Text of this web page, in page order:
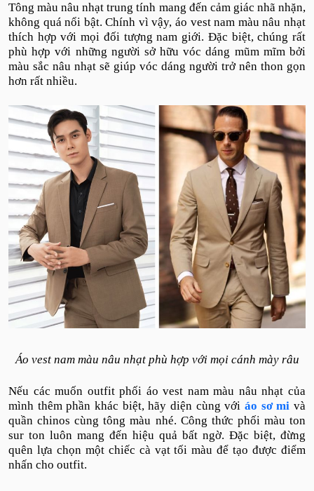
Tông màu nâu nhạt trung tính mang đến cảm giác nhã nhặn,
không quá nổi bật. Chính vì vậy, áo vest nam màu nâu nhạt
thích hợp với mọi đối tượng nam giới. Đặc biệt, chúng rất
phù hợp với những người sở hữu vóc dáng mũm mĩm bởi
màu sắc nâu nhạt sẽ giúp vóc dáng người trở nên thon gọn
hơn rất nhiều.
Áo vest nam màu nâu nhạt phù hợp với mọi cánh mày râu
Nếu các muốn outfit phối áo vest nam màu nâu nhạt của
mình thêm phần khác biệt, hãy diện cùng với áo sơ mi và
quần chinos cùng tông màu nhé. Công thức phối màu ton
sur ton luôn mang đến hiệu quả bất ngờ. Đặc biệt, đừng
quên lựa chọn một chiếc cà vạt tối màu để tạo được điểm
nhấn cho outfit.